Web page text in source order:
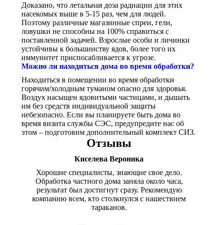
Доказано, что летальная доза радиации для этих
насекомых выше в 5-15 раз, чем для людей.
Поэтому различные магазинные спреи, гели,
ловушки не способны на 100% справиться с
поставленной задачей. Взрослые особи и личинки
устойчивы к большинству ядов, более того их
иммунитет приспосабливается к угрозе.
Можно ли находиться дома во время обработки?
Находиться в помещении во время обработки
горячим/холодным туманом опасно для здоровья.
Воздух насыщен ядовитыми частицами, и дышать
им без средств индивидуальной защиты
небезопасно. Если вы планируете быть дома во
время визита службы СЭС, предупредите нас об
этом – подготовим дополнительный комплект СИЗ.
Отзывы
Киселева Вероника
Хорошие специалисты, знающие свое дело.
Обработка частного дома заняла около часа,
результат был достигнут сразу. Рекомендую
компанию всем, кто столкнулся с нашествием
тараканов.